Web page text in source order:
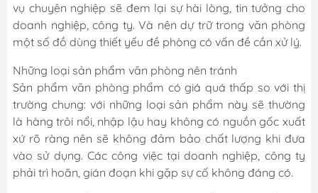
vụ chuyên nghiệp sẽ đem lại sự hài lòng, tin tưởng cho
doanh nghiệp, công ty. Và nên dự trữ trong văn phòng
một số đồ dùng thiết yếu đề phòng có vấn đề cần xử lý.
Những loại sản phẩm văn phòng nên tránh
Sản phẩm văn phòng phẩm có giá quá thấp so với thị
trường chung: với những loại sản phẩm này sẽ thường
là hàng trôi nổi, nhập lậu hay không có nguồn gốc xuất
xứ rõ ràng nên sẽ không đảm bảo chất lượng khi đưa
vào sử dụng. Các công việc tại doanh nghiệp, công ty
phải trì hoãn, gián đoạn khi gặp sự cố không đáng có.